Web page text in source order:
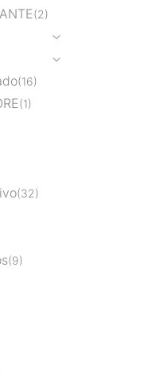
2
16
1
32
9